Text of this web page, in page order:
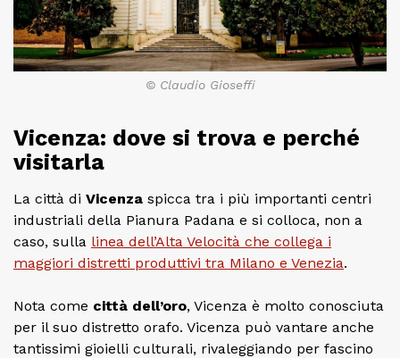
© Claudio Gioseffi
Vicenza: dove si trova e perché
visitarla
La città di Vicenza spicca tra i più importanti centri
industriali della Pianura Padana e si colloca, non a
caso, sulla linea dell’Alta Velocità che collega i
maggiori distretti produttivi tra Milano e Venezia.
Nota come città dell’oro, Vicenza è molto conosciuta
per il suo distretto orafo. Vicenza può vantare anche
tantissimi gioielli culturali, rivaleggiando per fascino